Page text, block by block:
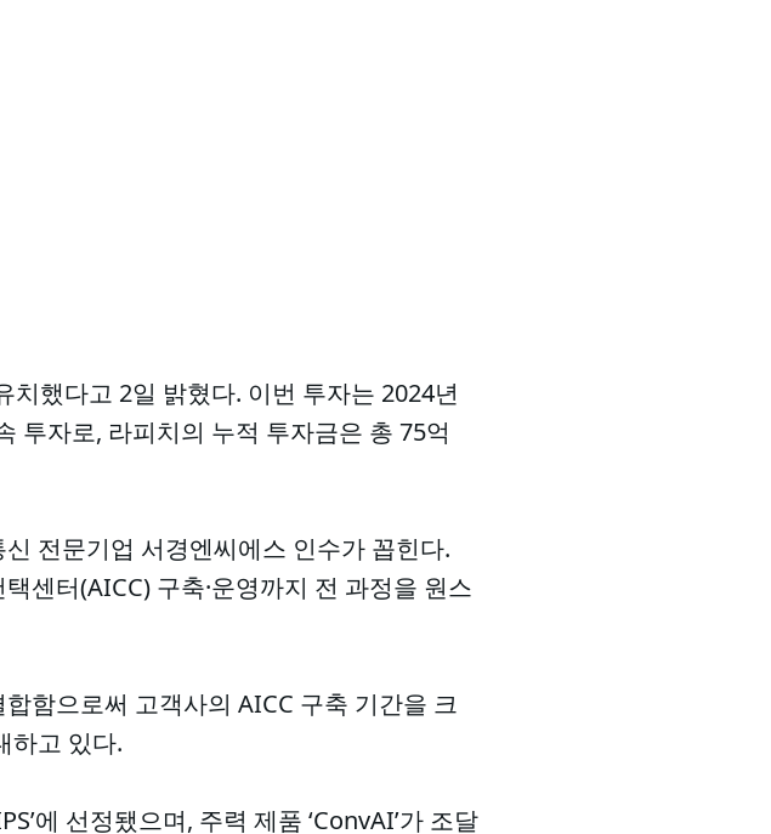
했다고 2일 밝혔다. 이번 투자는 2024년
투자로, 라피치의 누적 투자금은 총 75억
전문기업 서경엔씨에스 인수가 꼽힌다.
센터(AICC) 구축·운영까지 전 과정을 원스
함으로써 고객사의 AICC 구축 기간을 크
하고 있다.
에 선정됐으며, 주력 제품 ‘ConvAI’가 조달